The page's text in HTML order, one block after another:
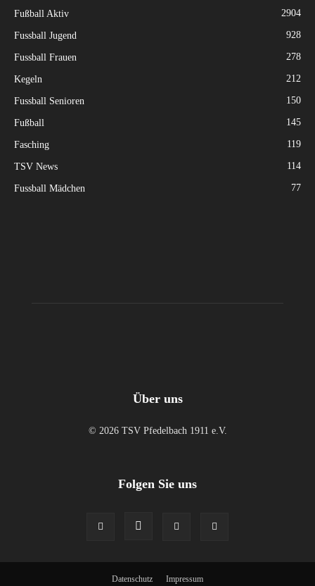
Fußball Aktiv 2904
Fussball Jugend 928
Fussball Frauen 278
Kegeln 212
Fussball Senioren 150
Fußball 145
Fasching 119
TSV News 114
Fussball Mädchen 77
Über uns
© 2026 TSV Pfedelbach 1911 e.V.
Folgen Sie uns
Datenschutz Impressum